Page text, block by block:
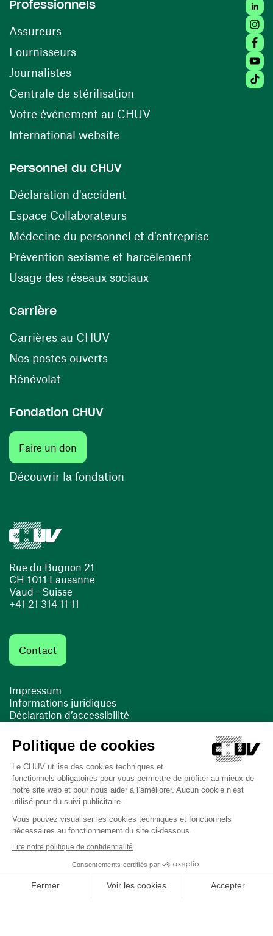
Rue du Bugnon 21
CH-1011 Lausanne
Vaud - Suisse
+41 21 314 11 11
Contact
Impressum
Informations juridiques
Déclaration d’accessibilité
Cookies
(opens in a new window)
(opens in a new window)
Last updated on 12/08/2025 at 14:39
Professionnels
Assureurs
Fournisseurs(opens in a new window)
Journalistes
Centrale de stérilisation (opens in a new window)
Votre événement au CHUV(opens in a new
International website
Personnel du CHUV
Déclaration d'accident
Espace Collaborateurs(opens in a new window)
Médecine du personnel et d’entreprise
Prévention sexisme et harcèlement
Usage des réseaux sociaux(opens in a new
Carrière
Carrières au CHUV(opens in a new window)
Nos postes ouverts(opens in a new window)
Bénévolat
Fondation CHUV
Faire un don
Découvrir la fondation